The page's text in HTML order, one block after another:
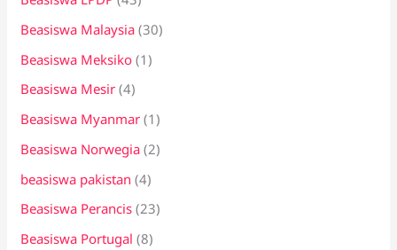
Beasiswa Malaysia (30)
Beasiswa Meksiko (1)
Beasiswa Mesir (4)
Beasiswa Myanmar (1)
Beasiswa Norwegia (2)
beasiswa pakistan (4)
Beasiswa Perancis (23)
Beasiswa Portugal (8)